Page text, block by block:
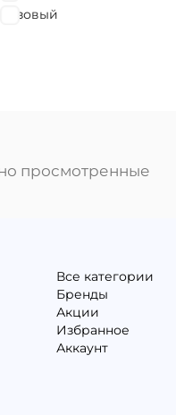
Розовый
просмотренные
Все категории
Бренды
Акции
Избранное
Аккаунт